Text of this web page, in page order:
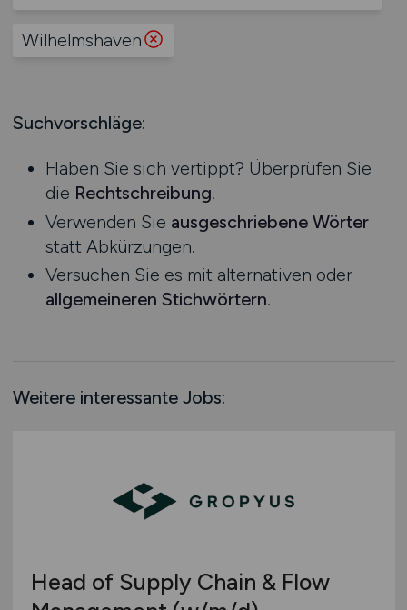
Prozessplanung / Steuerung
Schienen- / Straßen- / Luft- / Seefracht
Vertrieb / Verkauf / Handel
Zoll / Behörden
Sonstige
Mecklenburg-Vorpommern
Rheinland-Pfalz
Sachsen
Sachsen-Anhalt
Schleswig-Holstein
Thüringen
Deutschlandweit
Österreich
International
Wilhelmshaven
Suchvorschläge:
Haben Sie sich vertippt? Überprüfen Sie
die Rechtschreibung.
Verwenden Sie ausgeschriebene Wörter
statt Abkürzungen.
Versuchen Sie es mit alternativen oder
allgemeineren Stichwörtern.
Weitere interessante Jobs:
Head of Supply Chain & Flow